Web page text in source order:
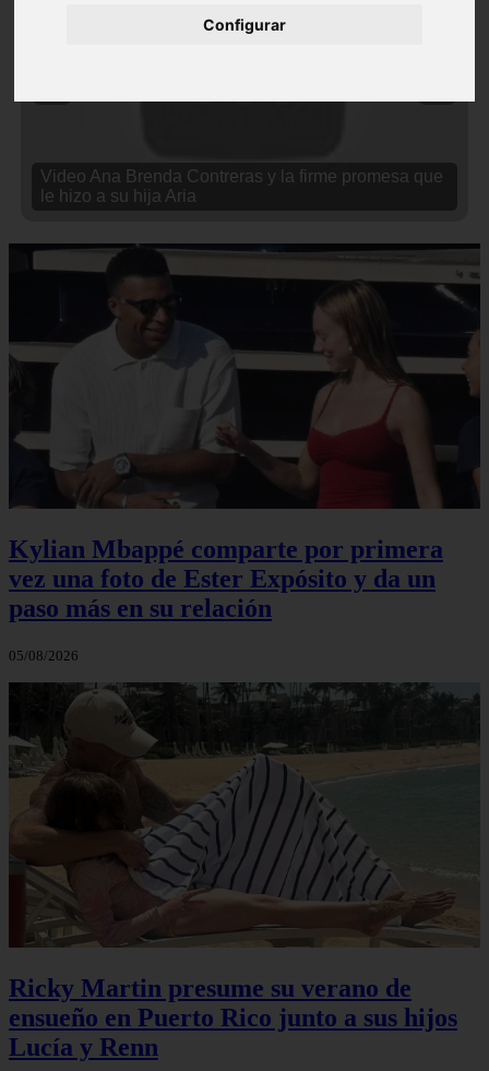
Configurar
Video Ana Brenda Contreras y la firme promesa que
le hizo a su hija Aria
Kylian Mbappé comparte por primera
vez una foto de Ester Expósito y da un
paso más en su relación
05/08/2026
Ricky Martin presume su verano de
ensueño en Puerto Rico junto a sus hijos
Lucía y Renn